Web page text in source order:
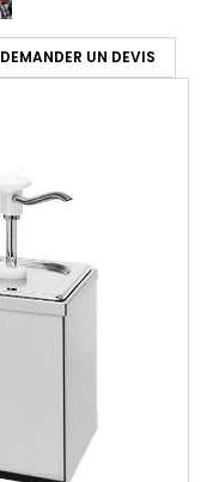
DEMANDER UN DEVIS